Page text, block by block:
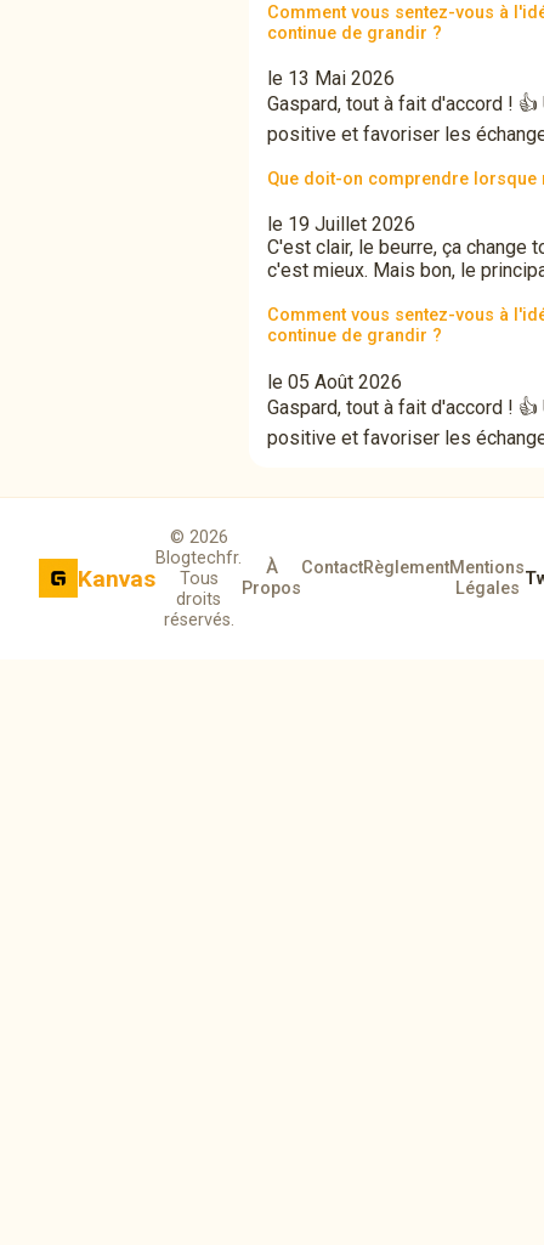
Comment vous sentez-vous à
continue de grandir ?
le 13 Mai 2026
Gaspard, tout à fait d'accord !
positive et favoriser les
Que doit-on comprendre
le 19 Juillet 2026
C'est clair, le beurre, ça change
c'est mieux. Mais bon, le
Comment vous sentez-vous à
continue de grandir ?
le 05 Août 2026
Gaspard, tout à fait d'accord !
positive et favoriser les
Kanvas
© 2026
Blogtechfr.
Tous
droits
réservés.
À
Propos
ContactRèglementMentions
Légales